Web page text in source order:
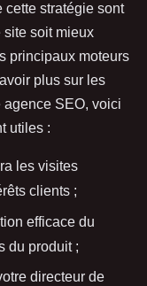
cette stratégie sont
site soit mieux
principaux moteurs
plus sur les
agence SEO, voici
utiles :
les visites
clients ;
efficace du
du produit ;
directeur de